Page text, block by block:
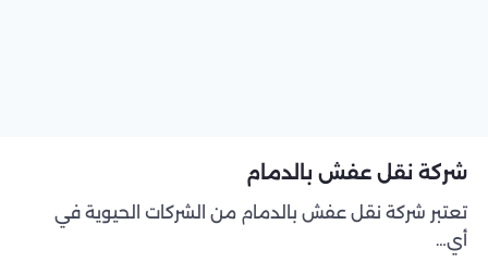
شركة نقل عفش بالدمام
تعتبر شركة نقل عفش بالدمام من الشركات الحيوية في
أي…